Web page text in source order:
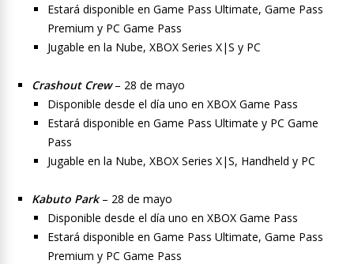
Estará disponible en Game Pass Ultimate, Game Pass
Premium y PC Game Pass
Jugable en la Nube, XBOX Series X|S y PC
Crashout Crew– 28 de mayo
Disponible desde el día uno en XBOX Game Pass
Estará disponible en Game Pass Ultimate y PC Game
Pass
Jugable en la Nube, XBOX Series X|S, Handheld y PC
Kabuto Park– 28 de mayo
Disponible desde el día uno en XBOX Game Pass
Estará disponible en Game Pass Ultimate, Game Pass
Premium y PC Game Pass